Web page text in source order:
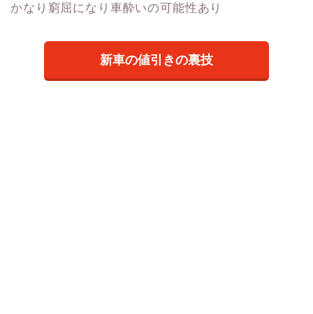
かなり窮屈になり車酔いの可能性あり
新車の値引きの裏技